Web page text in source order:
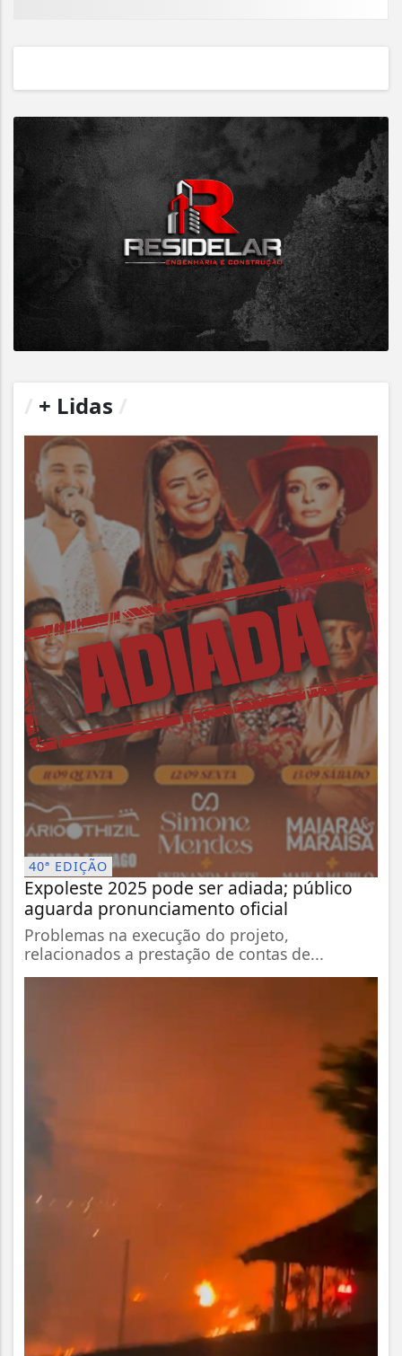
+ Lidas
40ª EDIÇÃO
Expoleste 2025 pode ser adiada; público
aguarda pronunciamento oficial
Problemas na execução do projeto,
relacionados a prestação de contas de...